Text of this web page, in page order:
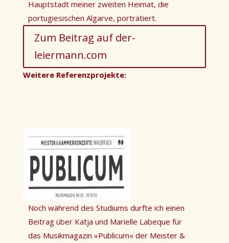
Hauptstadt meiner zweiten Heimat, die
portugiesischen Algarve, porträtiert.
Zum Beitrag auf der-
leiermann.com
Weitere Referenzprojekte:
Noch während des Studiums durfte ich einen
Beitrag über Katja und Marielle Labeque für
das Musikmagazin »Publicum« der Meister &